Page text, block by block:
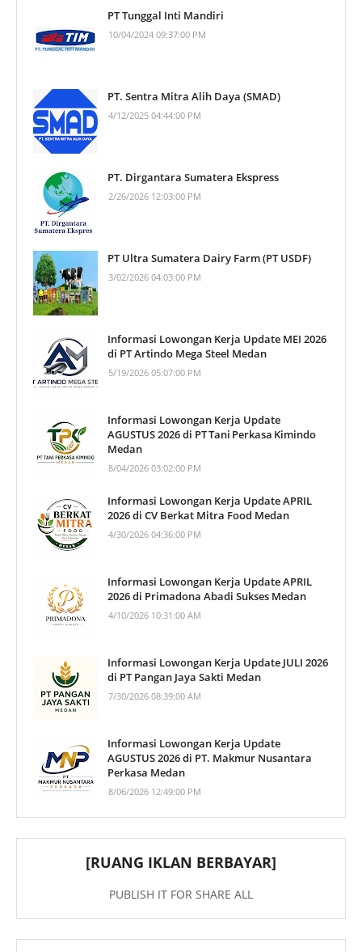
PT Tunggal Inti Mandiri
10/04/2024 09:37:00 PM
PT. Sentra Mitra Alih Daya (SMAD)
4/12/2025 04:44:00 PM
PT. Dirgantara Sumatera Ekspress
2/26/2026 12:03:00 PM
PT Ultra Sumatera Dairy Farm (PT USDF)
3/02/2026 04:03:00 PM
Informasi Lowongan Kerja Update MEI 2026
di PT Artindo Mega Steel Medan
5/19/2026 05:07:00 PM
Informasi Lowongan Kerja Update
AGUSTUS 2026 di PT Tani Perkasa Kimindo
Medan
8/04/2026 03:02:00 PM
Informasi Lowongan Kerja Update APRIL
2026 di CV Berkat Mitra Food Medan
4/30/2026 04:36:00 PM
Informasi Lowongan Kerja Update APRIL
2026 di Primadona Abadi Sukses Medan
4/10/2026 10:31:00 AM
Informasi Lowongan Kerja Update JULI 2026
di PT Pangan Jaya Sakti Medan
7/30/2026 08:39:00 AM
Informasi Lowongan Kerja Update
AGUSTUS 2026 di PT. Makmur Nusantara
Perkasa Medan
8/06/2026 12:49:00 PM
[RUANG IKLAN BERBAYAR]
PUBLISH IT FOR SHARE ALL